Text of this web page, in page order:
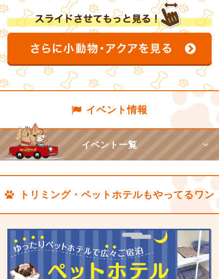
イベント情報
イベント一覧
トリミング・ペットホテルもやってるワン